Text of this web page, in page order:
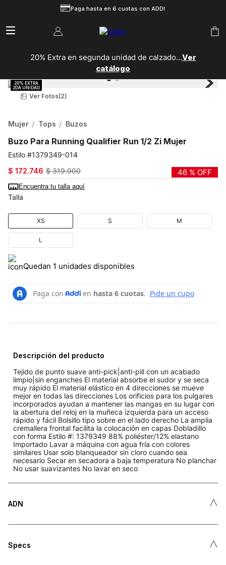
Paga hasta en 6 cuotas con ADDI
20% Extra en segunda unidad de calzado...Ver
catálogo
Ver Fotos(2)
Mujer Tops Buzos
Buzo Para Running Qualifier Run 1/2 Zi Mujer
1379349-014
$ 172.746 $ 319.900 46 % OFF
Encuentra tu talla aquí
Talla
XS S M
L
Quedan 1 unidades disponibles
Descripción del producto
Tejido de punto suave anti-pick|anti-pill con un acabado
limpio|sin enganches El material absorbe el sudor y se seca
muy rápido El material elástico en 4 direcciones se mueve
mejor en todas las direcciones Los orificios para los pulgares
incorporados ayudan a mantener las mangas en su lugar con
la abertura del reloj en la muñeca izquierda para un acceso
rápido y fácil Bolsillo tipo sobre en el lado derecho La amplia
cremallera frontal facilita la colocación en capas Dobladillo
con forma Estilo #: 1379349 88% poliéster/12% elastano
Importado Lavar a máquina con agua fría con colores
similares Usar solo blanqueador sin cloro cuando sea
necesario Secar en secadora a baja temperatura No planchar
No usar suavizantes No lavar en seco
ADN ˄
Specs ˄